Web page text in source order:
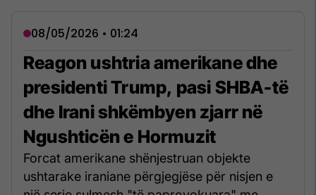
08/05/2026 • 01:24
Reagon ushtria amerikane dhe
presidenti Trump, pasi SHBA-të
dhe Irani shkëmbyen zjarr në
Ngushticën e Hormuzit
Forcat amerikane shënjestruan objekte
ushtarake iraniane përgjegjëse për nisjen e